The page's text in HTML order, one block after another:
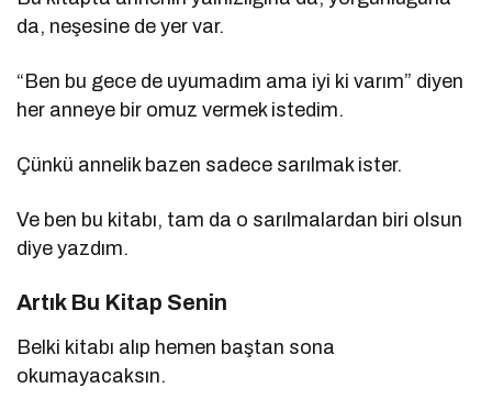
da, neşesine de yer var.
“Ben bu gece de uyumadım ama iyi ki varım” diyen
her anneye bir omuz vermek istedim.
Çünkü annelik bazen sadece sarılmak ister.
Ve ben bu kitabı, tam da o sarılmalardan biri olsun
diye yazdım.
Artık Bu Kitap Senin
Belki kitabı alıp hemen baştan sona
okumayacaksın.